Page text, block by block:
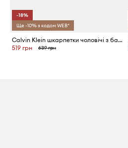
-18%
Ще -10% з кодом WEB*
Calvin Klein шкарпетки чоловічі з бавовною 3 шт.
519 грн
639 грн